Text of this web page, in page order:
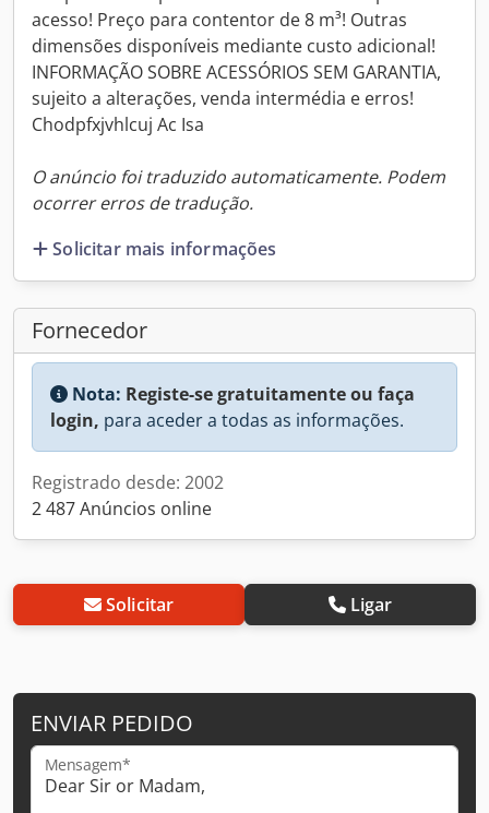
acesso! Preço para contentor de 8 m³! Outras
dimensões disponíveis mediante custo adicional!
INFORMAÇÃO SOBRE ACESSÓRIOS SEM GARANTIA,
sujeito a alterações, venda intermédia e erros!
Chodpfxjvhlcuj Ac Isa
O anúncio foi traduzido automaticamente. Podem
ocorrer erros de tradução.
Solicitar mais informações
Fornecedor
Nota: Registe-se gratuitamente ou faça
login, para aceder a todas as informações.
Registrado desde: 2002
2 487 Anúncios online
Solicitar Ligar
ENVIAR PEDIDO
Mensagem*